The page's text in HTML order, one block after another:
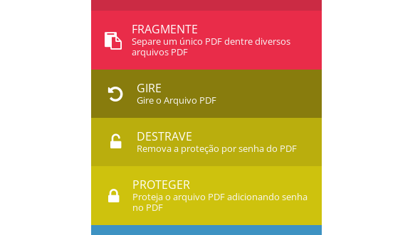
FRAGMENTE
Separe um único PDF dentre diversos
arquivos PDF
GIRE
Gire o Arquivo PDF
DESTRAVE
Remova a proteção por senha do PDF
PROTEGER
Proteja o arquivo PDF adicionando senha
no PDF